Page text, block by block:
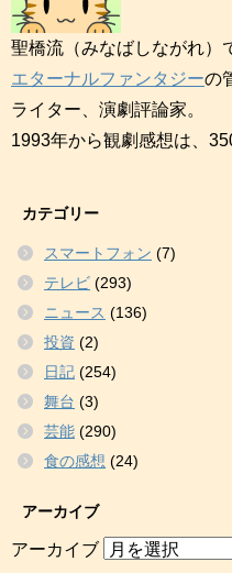
聖橋流（みなばしながれ）
エターナルファンタジーの
ライター、演劇評論家。
1993年から観劇感想は、
カテゴリー
スマートフォン (7)
テレビ (293)
ニュース (136)
投資 (2)
日記 (254)
舞台 (3)
芸能 (290)
食の感想 (24)
アーカイブ
アーカイブ